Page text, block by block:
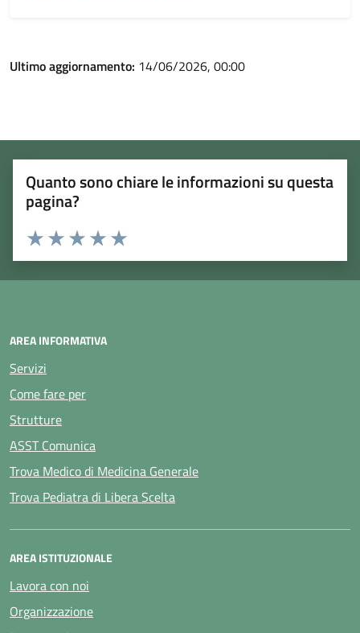
Ultimo aggiornamento: 14/06/2026, 00:00
Quanto sono chiare le informazioni su questa
pagina?
Rating:
Valuta 5 stelle su 5
Valuta 4 stelle su 5
Valuta 3 stelle su 5
Valuta 2 stelle su 5
Valuta 1 stelle su 5
AREA INFORMATIVA
Servizi
Come fare per
Strutture
ASST Comunica
Trova Medico di Medicina Generale
Trova Pediatra di Libera Scelta
AREA ISTITUZIONALE
Lavora con noi
Organizzazione